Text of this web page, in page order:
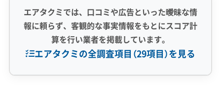
エアタクミでは、口コミや広告といった曖昧な情
報に頼らず、客観的な事実情報をもとにスコア計
算を行い業者を掲載しています。
エアタクミの全調査項目（29項目）を見る